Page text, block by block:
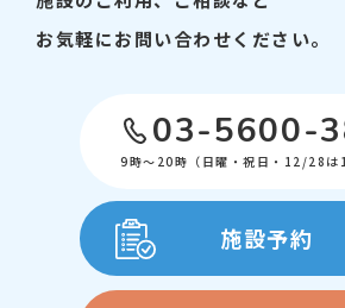
お気軽にお問い合わせください。
03-5600-
9時～20時（日曜・祝日・12/28は
施設予約